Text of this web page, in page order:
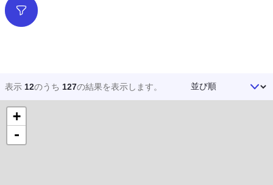
フィルター
表示 12のうち 127の結果を表示します。 並び順
+
-